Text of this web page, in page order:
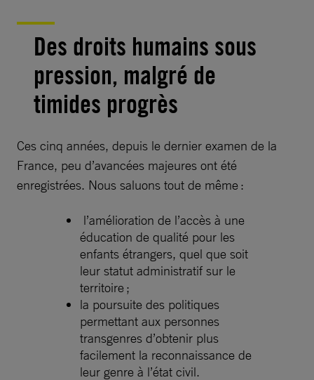
Des droits humains sous
pression, malgré de
timides progrès
Ces cinq années, depuis le dernier examen de la
France, peu d’avancées majeures ont été
enregistrées. Nous saluons tout de même :
l’amélioration de l’accès à une
éducation de qualité pour les
enfants étrangers, quel que soit
leur statut administratif sur le
territoire ;
la poursuite des politiques
permettant aux personnes
transgenres d’obtenir plus
facilement la reconnaissance de
leur genre à l’état civil.